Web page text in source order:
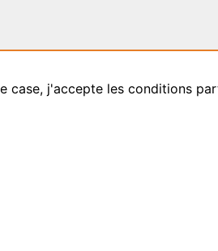
case, j'accepte les conditions